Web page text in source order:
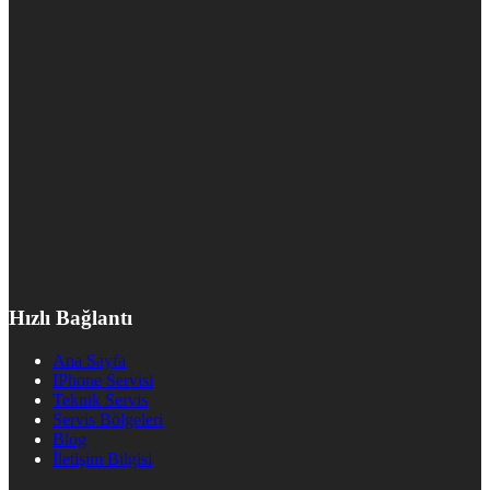
Hızlı Bağlantı
Ana Sayfa
IPhone Servisi
Teknik Servis
Servis Bölgeleri
Blog
İletişim Bilgisi